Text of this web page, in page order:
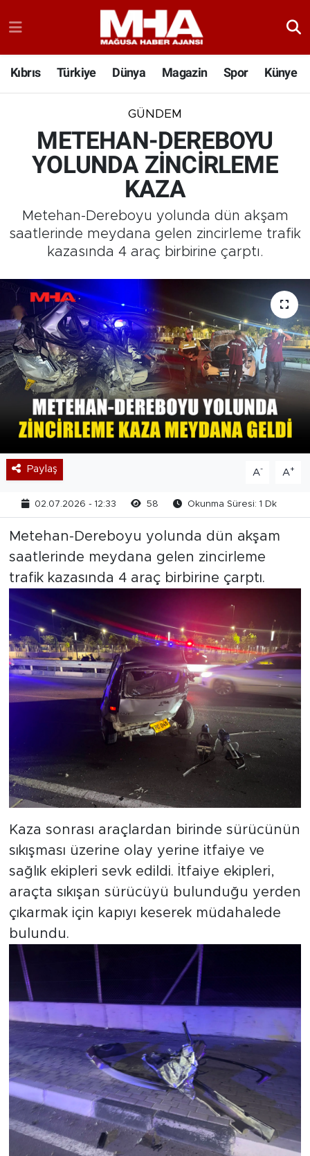
Kıbrıs Türkiye Dünya Magazin Spor Künye
GÜNDEM
METEHAN-DEREBOYU
YOLUNDA ZİNCİRLEME
KAZA
Metehan-Dereboyu yolunda dün akşam
saatlerinde meydana gelen zincirleme trafik
kazasında 4 araç birbirine çarptı.
Paylaş A- A+
02.07.2026 - 12:33 58 Okunma Süresi: 1 Dk
Metehan-Dereboyu yolunda dün akşam
saatlerinde meydana gelen zincirleme
trafik kazasında 4 araç birbirine çarptı.
Kaza sonrası araçlardan birinde sürücünün
sıkışması üzerine olay yerine itfaiye ve
sağlık ekipleri sevk edildi. İtfaiye ekipleri,
araçta sıkışan sürücüyü bulunduğu yerden
çıkarmak için kapıyı keserek müdahalede
bulundu.